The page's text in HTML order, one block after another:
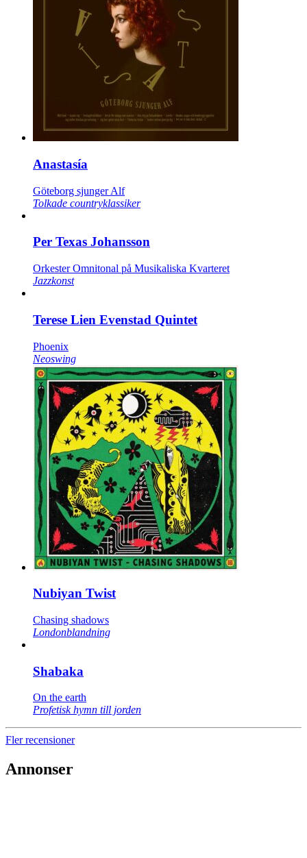
Anastasía
Göteborg sjunger Alf
Tolkade countryklassiker
Per Texas Johansson
Orkester Omnitonal på Musikaliska Kvarteret
Jazzkonst
Terese Lien Evenstad Quintet
Phoenix
Neoswing
Nubiyan Twist
Chasing shadows
Londonblandning
Shabaka
On the earth
Profetisk hymn till jorden
Fler recensioner
Annonser